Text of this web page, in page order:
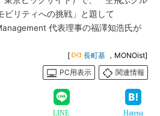
ビリティへの挑戦」と題して
代表理事の福澤知浩氏が
[ 長町基 ，MONOist]
PC用表示
関連情報
LINE Hatena